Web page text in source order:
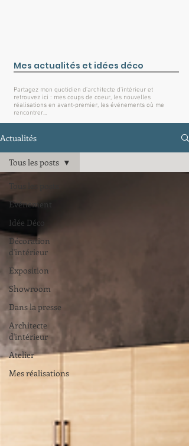
Mes actualités et idées déco
Partagez mon quotidien d'architecte d'intérieur et
retrouvez ici : mes coups de coeur, les nouvelles
réalisations en avant-premier, les événements où me
rencontrer...
Actualités
Tous les posts
Evénement
Idée Déco
Décoration
d'intérieur
Exposition
Showroom
Dans la presse
Architecte
d'intérieur
Atelier
Mes réalisations
Tous les posts